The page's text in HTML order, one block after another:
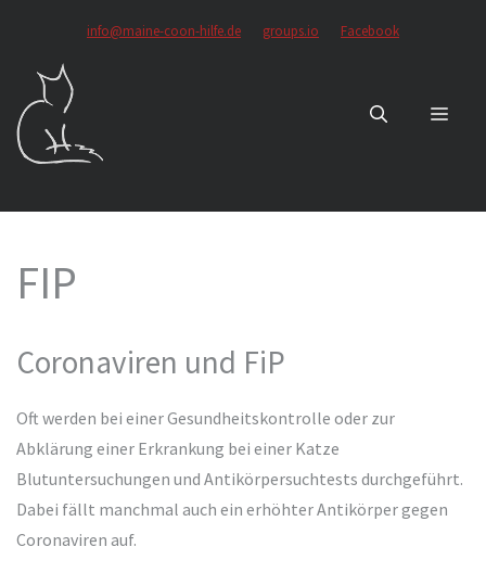
springen
info@maine-coon-hilfe.de groups.io Facebook
FIP
Coronaviren und FiP
Oft werden bei einer Gesundheitskontrolle oder zur
Abklärung einer Erkrankung bei einer Katze
Blutuntersuchungen und Antikörpersuchtests durchgeführt.
Dabei fällt manchmal auch ein erhöhter Antikörper gegen
Coronaviren auf.